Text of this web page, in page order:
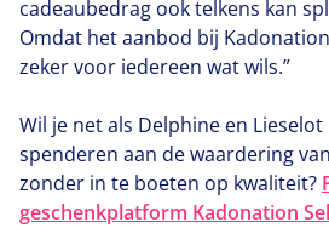
cadeaubedrag ook telkens kan
Omdat het aanbod bij
zeker voor iedereen wat wils.”
Wil je net als Delphine en Lieselot
spenderen aan de waardering
zonder in te boeten op kwaliteit?
geschenkplatform Kadonation